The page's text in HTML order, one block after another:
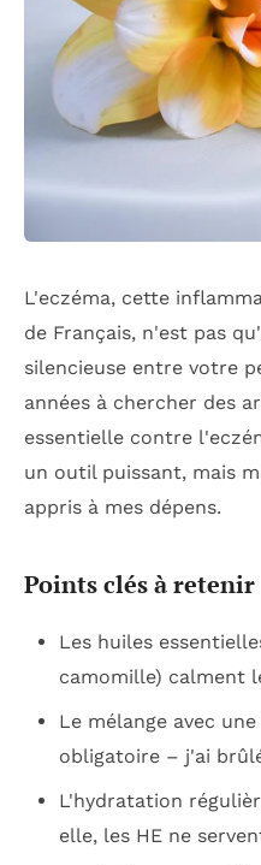
L'eczéma, cette
de Français, n'est pas
silencieuse entre votre
années à chercher des
essentielle contre
un outil puissant, mais
appris à mes dépens.
Points clés à retenir
Les huiles
camomille) calment
Le mélange avec
obligatoire – j'ai
L'hydratation
elle, les HE ne